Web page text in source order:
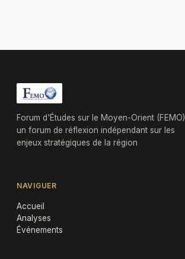
Forum d'Études sur le Moyen-Orient (FEMO),
un forum de réflexion indépendant sur les
enjeux stratégiques de la région
NAVIGUER
Accueil
Analyses
Événements